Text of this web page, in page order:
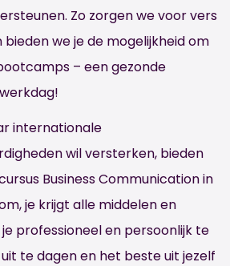
Zo zorgen we voor vers
we je de mogelijkheid om
– een gezonde
internationale
wil versterken, bieden
Business Communication in
je krijgt alle middelen en
professioneel en persoonlijk te
te dagen en het beste uit jezelf